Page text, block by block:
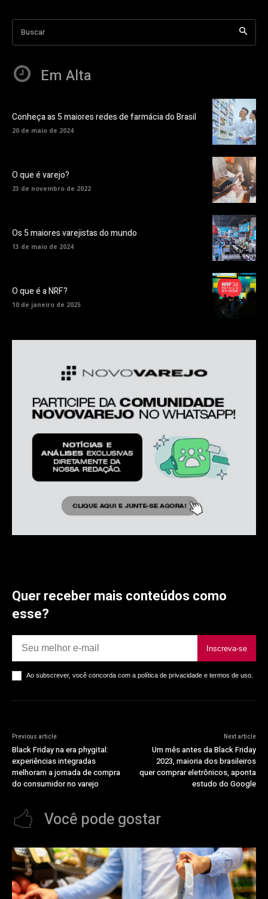
Buscar
Em Alta
Conheça as 5 maiores redes de farmácia do Brasil
20 de maio de 2024
O que é varejo?
23 de novembro de 2022
Os 5 maiores varejistas do mundo
13 de maio de 2024
O que é a NRF?
10 de janeiro de 2025
Quer receber mais conteúdos como
esse?
Inscreva-se
Ao subscrever, você concorda com a política de privacidade e termos de uso.
Previous article
Black Friday na era phygital:
experiências integradas
melhoram a jornada de compra
do consumidor no varejo
Next article
Um mês antes da Black Friday
2023, maioria dos brasileiros
quer comprar eletrônicos, aponta
estudo do Google
Você pode gostar